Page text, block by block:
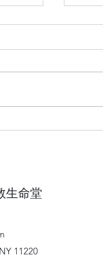
從約
生命堂
11220